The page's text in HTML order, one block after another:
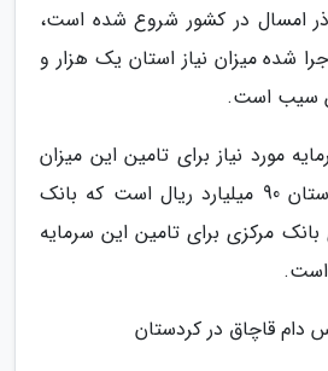
امسال در کشور شروع شده است،
شده میزان نیاز استان یک هزار و
مورد نیاز برای تامین این میزان
میوه شب عید در کردستان 90 میلیارد ریال است که بانک
مرکزی برای تامین این سرمایه
است.